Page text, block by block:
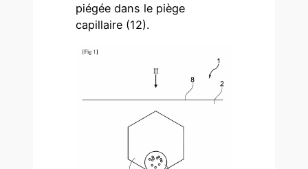
piégée dans le piège
capillaire (12).